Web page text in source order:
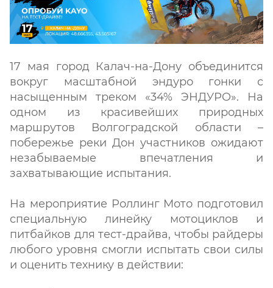
17 мая город Калач-на-Дону объединится
вокруг масштабной эндуро гонки с
насыщенным треком «34% ЭНДУРO». На
одном из красивейших природных
маршрутов Волгоградской области –
побережье реки Дон участников ожидают
незабываемые впечатления и
захватывающие испытания.
На мероприятие Роллинг Мото подготовил
специальную линейку мотоциклов и
питбайков для тест-драйва, чтобы райдеры
любого уровня смогли испытать свои силы
и оценить технику в действии: